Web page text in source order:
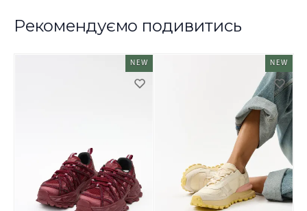
Рекомендуємо подивитись
NEW NEW